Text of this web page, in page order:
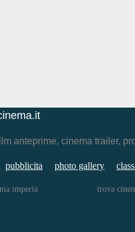
anteprime, cinema trailer,
pubblicita photo gallery
imperia trova